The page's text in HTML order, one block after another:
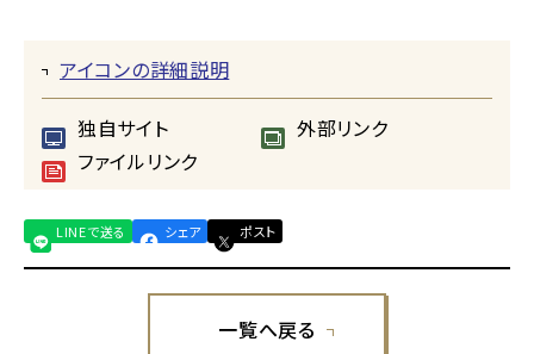
アイコンの詳細説明
独自サイト
外部リンク
ファイルリンク
LINEで送る シェア ポスト
一覧へ戻る